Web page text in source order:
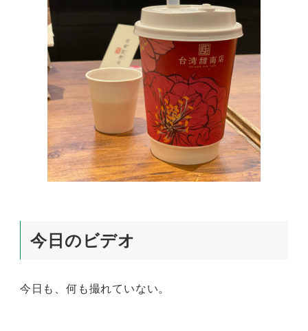
今日のビデオ
今日も、何も撮れていない。